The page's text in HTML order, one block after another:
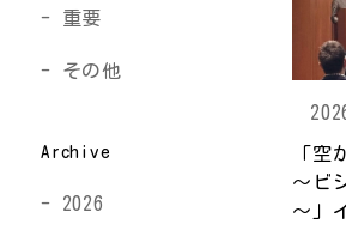
「空
～ビ
～」
重要
その他
Archive
2026